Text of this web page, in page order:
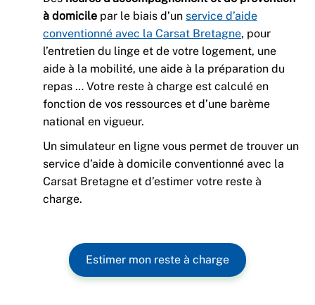
à domicile par le biais d’un service d’aide
conventionné avec la Carsat Bretagne, pour
l’entretien du linge et de votre logement, une
aide à la mobilité, une aide à la préparation du
repas … Votre reste à charge est calculé en
fonction de vos ressources et d’une barème
national en vigueur.
Un simulateur en ligne vous permet de trouver un
service d’aide à domicile conventionné avec la
Carsat Bretagne et d’estimer votre reste à
charge.
Estimer mon reste à charge